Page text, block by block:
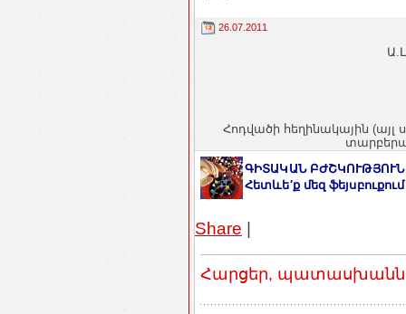
26.07.2011
Հոդվածի հեղինակային (այլ
ԳԻՏԱԿԱՆ ԲԺՇԿՈՒԹՅՈՒՆ
Հետևե′ք մեզ ֆեյսբուքում
Share |
Հարցեր,